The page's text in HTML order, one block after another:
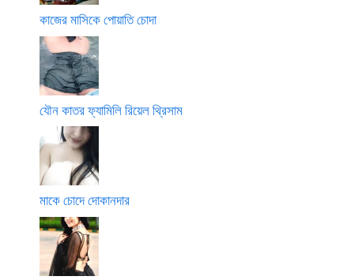
কাজের মাসিকে পোয়াতি চোদা
যৌন কাতর ফ্যামিলি রিয়েল থ্রিসাম
মাকে চোদে দোকানদার